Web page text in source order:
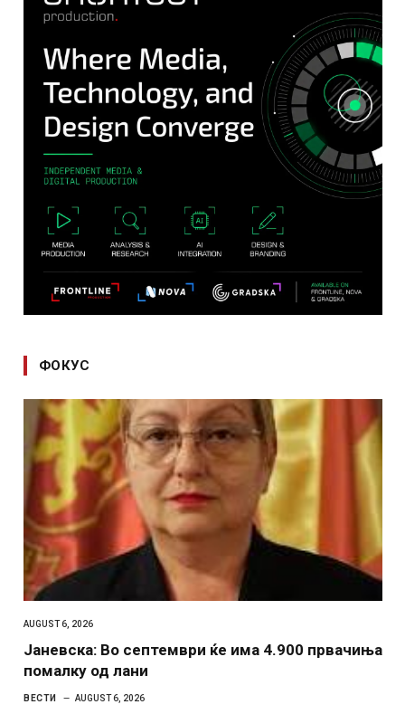
ФОКУС
AUGUST 6, 2026
Јаневска: Во септември ќе има 4.900 првачиња
помалку од лани
ВЕСТИ AUGUST 6, 2026